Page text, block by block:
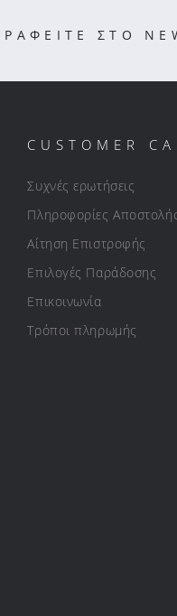
ΣΤΟ
CUSTOMER
Συχνές ερωτήσεις
Πληροφορίες
Αίτηση Επιστροφής
Επιλογές Παράδοσης
Επικοινωνία
Τρόποι πληρωμής